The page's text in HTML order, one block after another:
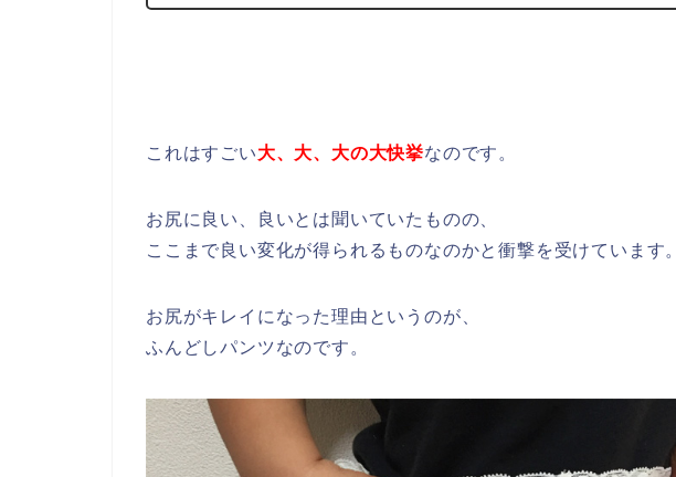
これはすごい大、大、大の大快挙なのです。
お尻に良い、良いとは聞いていたものの、
ここまで良い変化が得られるものなのかと衝撃を受けています。
お尻がキレイになった理由というのが、
ふんどしパンツなのです。